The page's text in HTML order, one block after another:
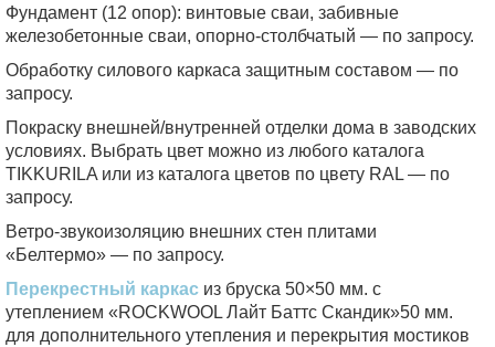
Фундамент (12 опор): винтовые сваи, забивные
железобетонные сваи, опорно-столбчатый — по запросу.
Обработку силового каркаса защитным составом — по
запросу.
Покраску внешней/внутренней отделки дома в заводских
условиях. Выбрать цвет можно из любого каталога
TIKKURILA или из каталога цветов по цвету RAL — по
запросу.
Ветро-звукоизоляцию внешних стен плитами
«Белтермо» — по запросу.
Перекрестный каркас из бруска 50×50 мм. с
утеплением «ROCKWOOL Лайт Баттс Скандик»50 мм.
для дополнительного утепления и перекрытия мостиков